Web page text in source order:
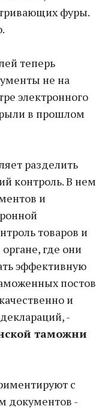
фуры.
теперь
не на
электронного
в прошлом
разделить
контроль. В нем
и
товаров и
где они
эффективную
постов
и
-
таможни
с
документов -